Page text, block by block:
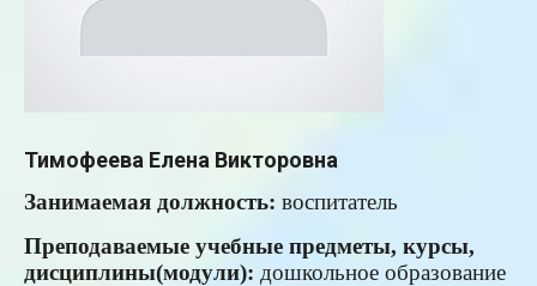
Тимофеева Елена Викторовна
Занимаемая должность: воспитатель
Преподаваемые учебные предметы, курсы,
дисциплины(модули): дошкольное образование